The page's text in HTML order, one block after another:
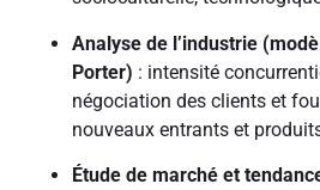
Analyse de l’industrie
Porter) : intensité
négociation des clients et
nouveaux entrants et
Étude de marché et